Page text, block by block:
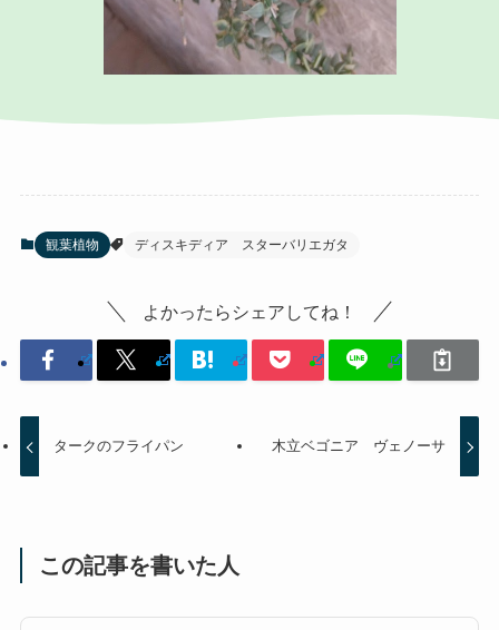
観葉植物 ディスキディア スターバリエガタ
よかったらシェアしてね！
タークのフライパン 木立ベゴニア ヴェノーサ
この記事を書いた人